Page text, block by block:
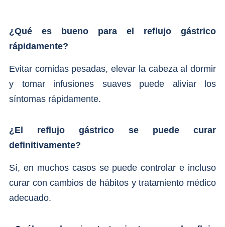
¿Qué es bueno para el reflujo gástrico
rápidamente?
Evitar comidas pesadas, elevar la cabeza al dormir
y tomar infusiones suaves puede aliviar los
síntomas rápidamente.
¿El reflujo gástrico se puede curar
definitivamente?
Sí, en muchos casos se puede controlar e incluso
curar con cambios de hábitos y tratamiento médico
adecuado.